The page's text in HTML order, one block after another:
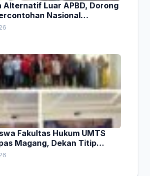
Alternatif Luar APBD, Dorong
Nasional
Daerah
Fakultas Hukum UMTS
Magang, Dekan Titip
Penting